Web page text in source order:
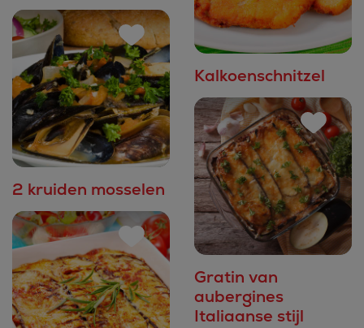
Kalkoenschnitzel
2 kruiden mosselen
Gratin van
aubergines
Italiaanse stijl